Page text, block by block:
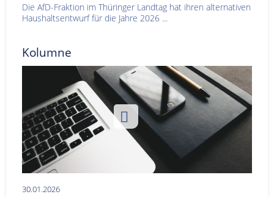
Die AfD-Fraktion im Thüringer Landtag hat ihren alternativen
Haushaltsentwurf für die Jahre 2026 ...
Kolumne
30.01.2026